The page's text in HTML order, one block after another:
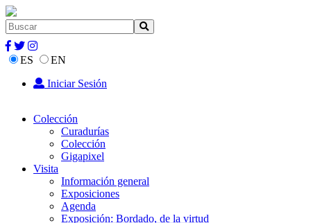
ES
EN
Iniciar Sesión
Colección
Curadurías
Colección
Gigapixel
Visita
Información general
Exposiciones
Agenda
Exposición: Bordado, de la virtud